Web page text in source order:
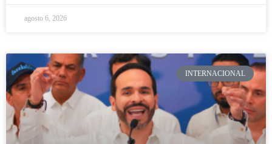
agosto 6, 2026
INTERNACIONAL